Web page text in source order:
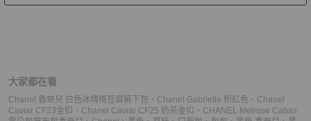
大家都在看
Chanel 香奈兒 白色冰塊格豆腐腋下包 、 Chanel Gabrielle 粉紅色 、 Chanel
Caviar CF23金扣 、 Chanel Caviar CF25 奶茶金扣 、 CHANEL Melrose Cabas